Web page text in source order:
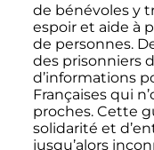
de bénévoles y
espoir et aide à
de personnes.
des prisonniers
d’informations
Françaises qui
proches. Cette
solidarité et
jusqu’alors